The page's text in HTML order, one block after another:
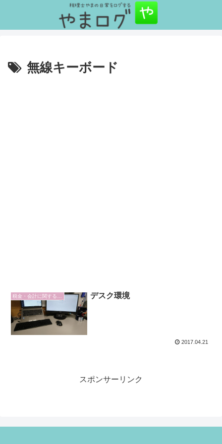
無線キーボード
デスク環境
2017.04.21
スポンサーリンク